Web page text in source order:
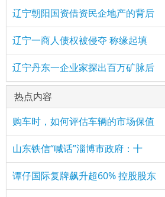
辽宁朝阳国资借资民企地产的背后
辽宁一商人债权被侵夺 称缘起填
辽宁丹东一企业家探出百万矿脉后
热点内容
购车时，如何评估车辆的市场保值
山东铁信“喊话”淄博市政府：十
谭仔国际复牌飙升超60% 控股股东